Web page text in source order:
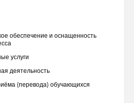
обеспечение и оснащенность
услуги
деятельность
(перевода) обучающихся